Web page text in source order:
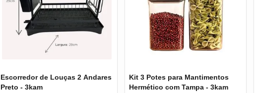
Escorredor de Louças 2 Andares
Preto - 3kam
Kit 3 Potes para Mantimentos
Hermético com Tampa - 3kam
10º Lixeira